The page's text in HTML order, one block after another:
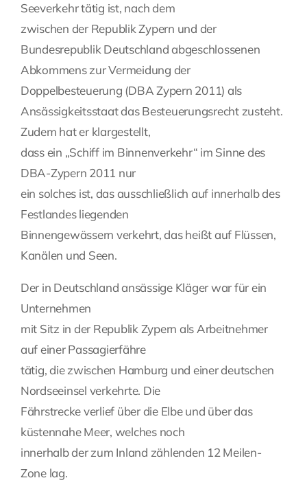
Seeverkehr tätig ist, nach dem
zwischen der Republik Zypern und der
Bundesrepublik Deutschland abgeschlossenen
Abkommens zur Vermeidung der
Doppelbesteuerung (DBA Zypern 2011) als
Ansässigkeitsstaat das Besteuerungsrecht zusteht.
Zudem hat er klargestellt,
dass ein „Schiff im Binnenverkehr“ im Sinne des
DBA-Zypern 2011 nur
ein solches ist, das ausschließlich auf innerhalb des
Festlandes liegenden
Binnengewässern verkehrt, das heißt auf Flüssen,
Kanälen und Seen.
Der in Deutschland ansässige Kläger war für ein
Unternehmen
mit Sitz in der Republik Zypern als Arbeitnehmer
auf einer Passagierfähre
tätig, die zwischen Hamburg und einer deutschen
Nordseeinsel verkehrte. Die
Fährstrecke verlief über die Elbe und über das
küstennahe Meer, welches noch
innerhalb der zum Inland zählenden 12 Meilen-
Zone lag.